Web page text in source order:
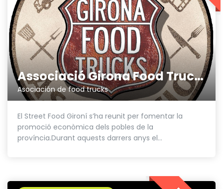
Associació Girona Food Trucks
Asociación de food trucks
El Street Food Gironí s’ha reunit per fomentar la
promoció econòmica dels pobles de la
província.Durant aquests darrers anys el...